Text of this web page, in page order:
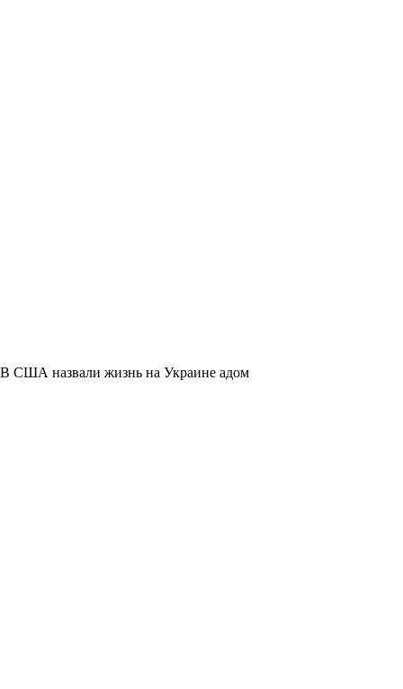
В США назвали жизнь на Украине адом